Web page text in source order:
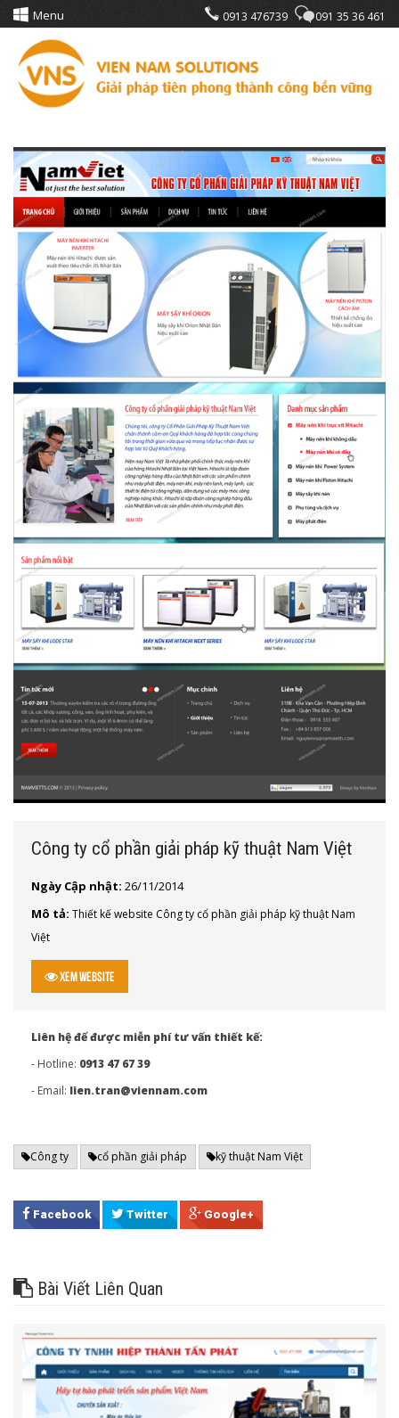
Menu 0913 476739 091 35 36 461
Công ty cổ phần giải pháp kỹ thuật Nam Việt
Ngày Cập nhật: 26/11/2014
Mô tả: Thiết kế website Công ty cổ phần giải pháp kỹ thuật Nam
Việt
Xem Website
Liên hệ để được miễn phí tư vấn thiết kế:
- Hotline: 0913 47 67 39
- Email: lien.tran@viennam.com
Công ty cổ phần giải pháp kỹ thuật Nam Việt
Facebook Twitter Google+
Bài Viết Liên Quan